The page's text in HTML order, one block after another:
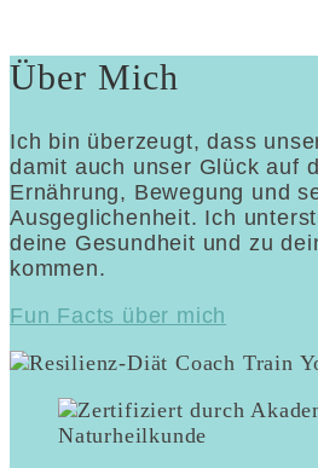
Über Mich
Ich bin überzeugt, dass
damit auch unser Glück auf
Ernährung, Bewegung und
Ausgeglichenheit. Ich
deine Gesundheit und zu
kommen.
Fun Facts über mich